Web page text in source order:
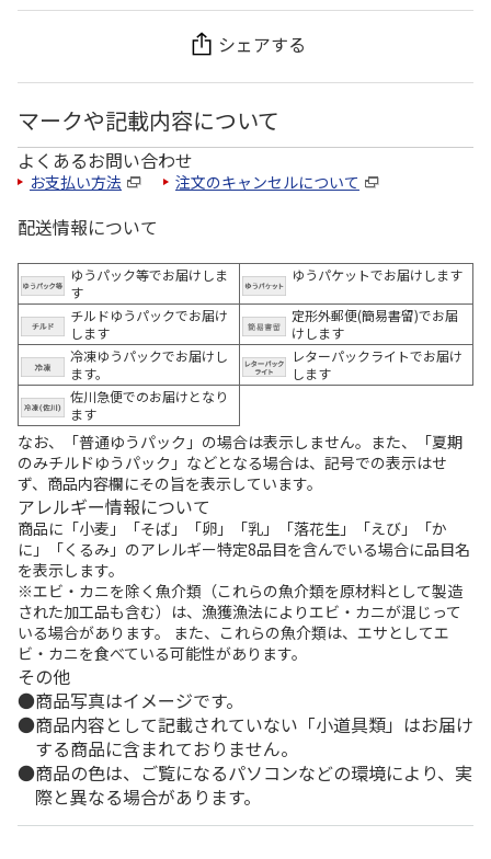
シェアする
マークや記載内容について
よくあるお問い合わせ
お支払い方法 注文のキャンセルについて
配送情報について
ゆうパック等でお届けしま
す
ゆうパケットでお届けします
チルドゆうパックでお届け
します
定形外郵便(簡易書留)でお届
けします
冷凍ゆうパックでお届けし
ます。
レターパックライトでお届け
します
佐川急便でのお届けとなり
ます
なお、「普通ゆうパック」の場合は表示しません。また、「夏期
のみチルドゆうパック」などとなる場合は、記号での表示はせ
ず、商品内容欄にその旨を表示しています。
アレルギー情報について
商品に「小麦」「そば」「卵」「乳」「落花生」「えび」「か
に」「くるみ」のアレルギー特定8品目を含んでいる場合に品目名
を表示します。
※エビ・カニを除く魚介類（これらの魚介類を原材料として製造
された加工品も含む）は、漁獲漁法によりエビ・カニが混じって
いる場合があります。 また、これらの魚介類は、エサとしてエ
ビ・カニを食べている可能性があります。
その他
商品写真はイメージです。
商品内容として記載されていない「小道具類」はお届け
する商品に含まれておりません。
商品の色は、ご覧になるパソコンなどの環境により、実
際と異なる場合があります。